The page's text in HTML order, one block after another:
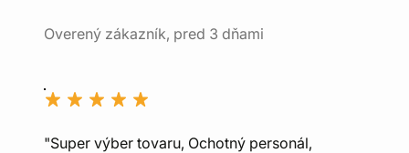
Overený zákazník, pred 3 dňami
"Super výber tovaru, Ochotný personál,